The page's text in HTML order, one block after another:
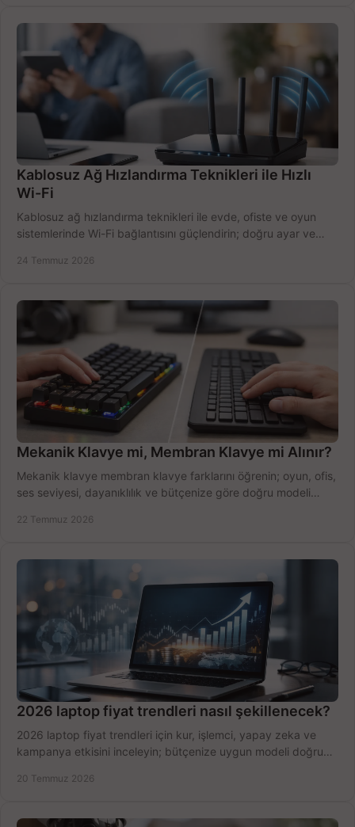
Kablosuz Ağ Hızlandırma Teknikleri ile Hızlı
Wi-Fi
Kablosuz ağ hızlandırma teknikleri ile evde, ofiste ve oyun
sistemlerinde Wi-Fi bağlantısını güçlendirin; doğru ayar ve
24 Temmuz 2026
Mekanik Klavye mi, Membran Klavye mi Alınır?
Mekanik klavye membran klavye farklarını öğrenin; oyun, ofis,
ses seviyesi, dayanıklılık ve bütçenize göre doğru modeli
22 Temmuz 2026
2026 laptop fiyat trendleri nasıl şekillenecek?
2026 laptop fiyat trendleri için kur, işlemci, yapay zeka ve
kampanya etkisini inceleyin; bütçenize uygun modeli doğru
20 Temmuz 2026